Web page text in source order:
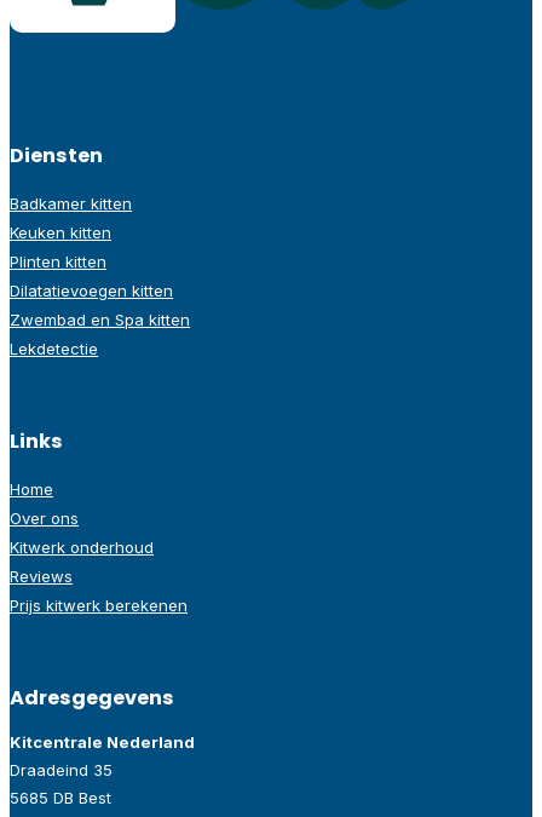
Diensten
Badkamer kitten
Keuken kitten
Plinten kitten
Dilatatievoegen kitten
Zwembad en Spa kitten
Lekdetectie
Links
Home
Over ons
Kitwerk onderhoud
Reviews
Prijs kitwerk berekenen
Adresgegevens
Kitcentrale Nederland
Draadeind 35
5685 DB Best